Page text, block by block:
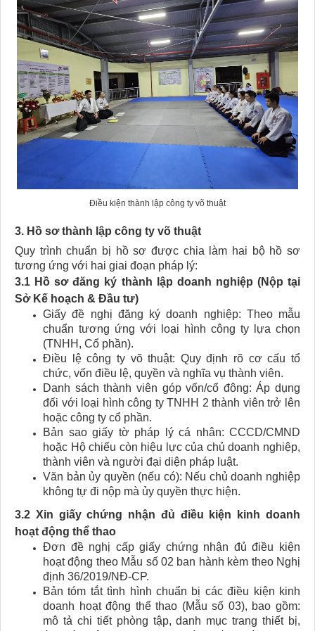
Điều kiện thành lập công ty võ thuật
3. Hồ sơ thành lập công ty võ thuật​
Quy trình chuẩn bị hồ sơ được chia làm hai bộ hồ sơ
tương ứng với hai giai đoạn pháp lý:
3.1 Hồ sơ đăng ký thành lập doanh nghiệp (Nộp tại
Sở Kế hoạch & Đầu tư)
Giấy đề nghị đăng ký doanh nghiệp: Theo mẫu
chuẩn tương ứng với loại hình công ty lựa chọn
(TNHH, Cổ phần).
Điều lệ công ty võ thuật: Quy định rõ cơ cấu tổ
chức, vốn điều lệ, quyền và nghĩa vụ thành viên.
Danh sách thành viên góp vốn/cổ đông: Áp dụng
đối với loại hình công ty TNHH 2 thành viên trở lên
hoặc công ty cổ phần.
Bản sao giấy tờ pháp lý cá nhân: CCCD/CMND
hoặc Hộ chiếu còn hiệu lực của chủ doanh nghiệp,
thành viên và người đại diện pháp luật.
Văn bản ủy quyền (nếu có): Nếu chủ doanh nghiệp
không tự đi nộp mà ủy quyền thực hiện.
3.2 Xin giấy chứng nhận đủ điều kiện kinh doanh
hoạt động thể thao
Đơn đề nghị cấp giấy chứng nhận đủ điều kiện
hoạt động theo Mẫu số 02 ban hành kèm theo Nghị
định 36/2019/NĐ-CP.
Bản tóm tắt tình hình chuẩn bị các điều kiện kinh
doanh hoạt động thể thao (Mẫu số 03), bao gồm:
mô tả chi tiết phòng tập, danh mục trang thiết bị,